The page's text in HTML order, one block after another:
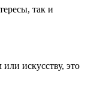
так и
искусству, это